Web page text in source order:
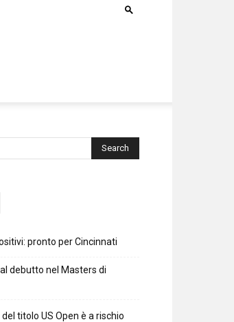
pronto per Cincinnati
debutto nel Masters di
titolo US Open è a rischio